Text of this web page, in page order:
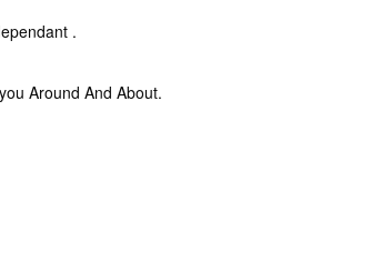
.
Around And About.